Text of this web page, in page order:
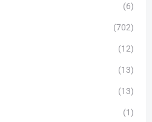
(6)
(702)
(12)
(13)
(13)
(1)